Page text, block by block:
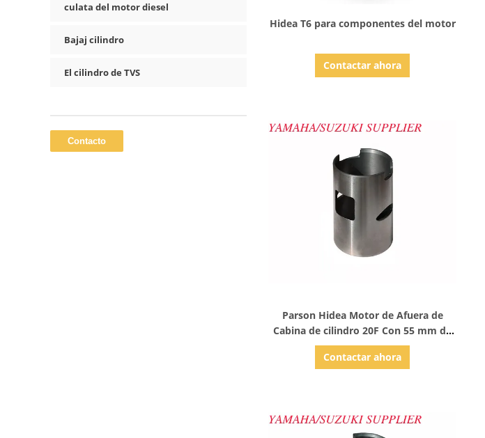
culata del motor diesel
Bajaj cilindro
El cilindro de TVS
Hidea T6 para componentes del motor
Contactar ahora
Parson Hidea Motor de Afuera de
Cabina de cilindro 20F Con 55 mm de
cilindro perforado
Contactar ahora